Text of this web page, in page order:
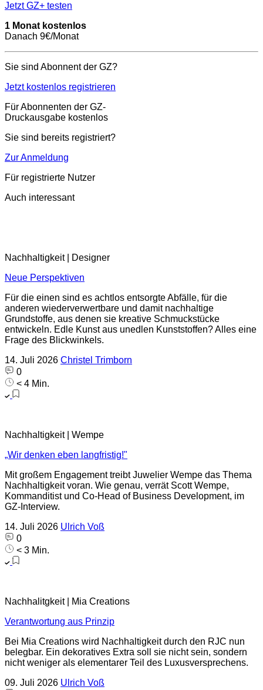
Jetzt GZ+ testen
1 Monat kostenlos
Danach 9€/Monat
Sie sind Abonnent der GZ?
Jetzt kostenlos registrieren
Für Abonnenten der GZ-
Druckausgabe kostenlos
Sie sind bereits registriert?
Zur Anmeldung
Für registrierte Nutzer
Auch interessant
Nachhaltigkeit | Designer
Neue Perspektiven
Für die einen sind es achtlos entsorgte Abfälle, für die
anderen wiederverwertbare und damit nachhaltige
Grundstoffe, aus denen sie kreative Schmuckstücke
entwickeln. Edle Kunst aus unedlen Kunststoffen? Alles eine
Frage des Blickwinkels.
14. Juli 2026 Christel Trimborn
0
< 4 Min.
Nachhaltigkeit | Wempe
„Wir denken eben langfristig!"
Mit großem Engagement treibt Juwelier Wempe das Thema
Nachhaltigkeit voran. Wie genau, verrät Scott Wempe,
Kommanditist und Co-Head of Business Development, im
GZ-Interview.
14. Juli 2026 Ulrich Voß
0
< 3 Min.
Nachhalitgkeit | Mia Creations
Verantwortung aus Prinzip
Bei Mia Creations wird Nachhaltigkeit durch den RJC nun
belegbar. Ein dekoratives Extra soll sie nicht sein, sondern
nicht weniger als elementarer Teil des Luxusversprechens.
09. Juli 2026 Ulrich Voß